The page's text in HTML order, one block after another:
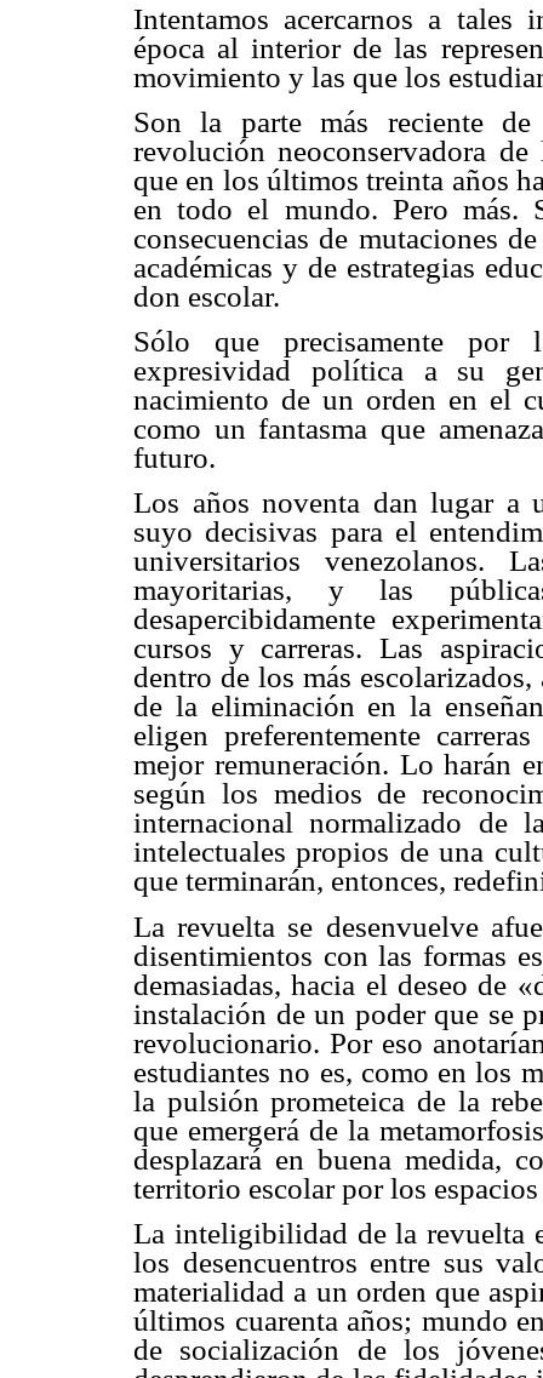
Intentamos acercarnos a tales
época al interior de las
movimiento y las que los
Son la parte más reciente
revolución neoconservadora
que en los últimos treinta años
en todo el mundo. Pero más.
consecuencias de mutaciones
académicas y de estrategias
don escolar.
Sólo que precisamente por
expresividad política a su
nacimiento de un orden en el
como un fantasma que
futuro.
Los años noventa dan lugar a
suyo decisivas para el
universitarios venezolanos.
mayoritarias, y las
desapercibidamente
cursos y carreras. Las
dentro de los más
de la eliminación en la
eligen preferentemente
mejor remuneración. Lo harán
según los medios de
internacional normalizado de
intelectuales propios de una
que terminarán, entonces,
La revuelta se desenvuelve
disentimientos con las formas
demasiadas, hacia el deseo de
instalación de un poder que se
revolucionario. Por eso
estudiantes no es, como en los
la pulsión prometeica de la
que emergerá de la
desplazará en buena medida,
territorio escolar por los
La inteligibilidad de la revuelta
los desencuentros entre sus
materialidad a un orden que
últimos cuarenta años; mundo
de socialización de los